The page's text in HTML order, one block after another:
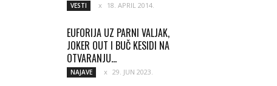
VESTI 18. APRIL 2014.
EUFORIJA UZ PARNI VALJAK,
JOKER OUT I BUČ KESIDI NA
OTVARANJU...
NAJAVE 29. JUN 2023.